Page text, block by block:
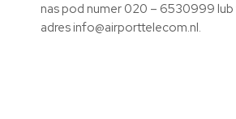
nas pod numer 020 – 6530999 lub
adres info@airporttelecom.nl.